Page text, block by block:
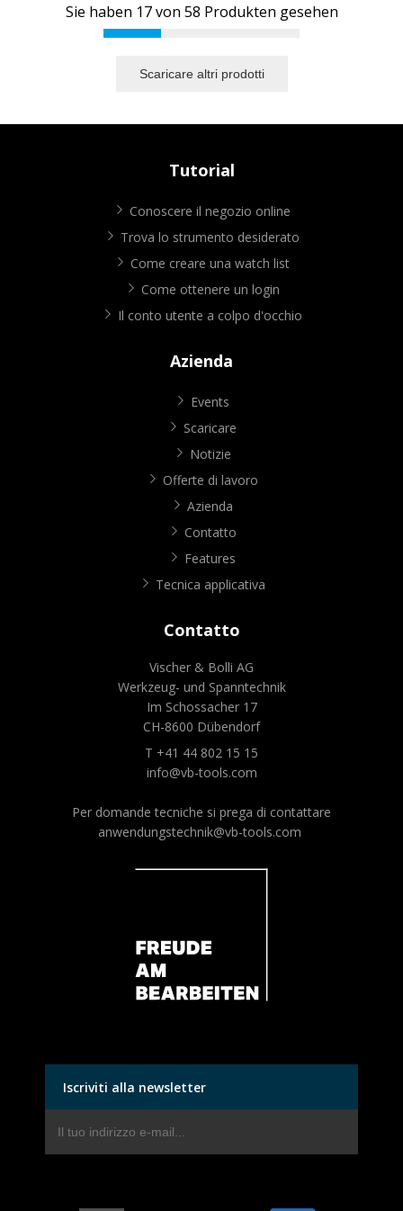
Sie haben 17von 58 Produkten gesehen
Scaricare altri prodotti
Tutorial
Conoscere il negozio online
Trova lo strumento desiderato
Come creare una watch list
Come ottenere un login
Il conto utente a colpo d'occhio
Azienda
Events
Scaricare
Notizie
Offerte di lavoro
Azienda
Contatto
Features
Tecnica applicativa
Contatto
Vischer & Bolli AG
Werkzeug- und Spanntechnik
Im Schossacher 17
CH-8600 Dübendorf
T +41 44 802 15 15
info@vb-tools.com
Per domande tecniche si prega di contattare
anwendungstechnik@vb-tools.com
Iscriviti alla newsletter